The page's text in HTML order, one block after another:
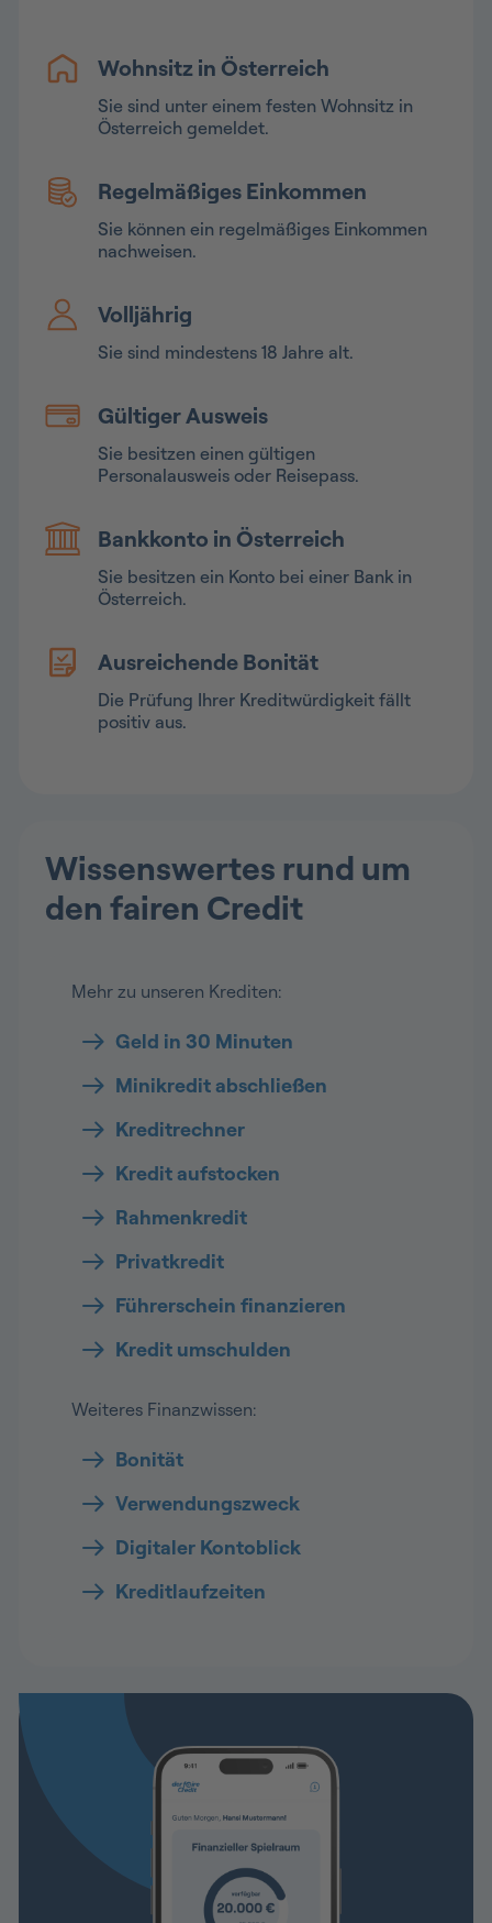
Wohnsitz in Österreich
Sie sind unter einem festen Wohnsitz in
Österreich gemeldet.
Regelmäßiges Einkommen
Sie können ein regelmäßiges Einkommen
nachweisen.
Volljährig
Sie sind mindestens 18 Jahre alt.
Gültiger Ausweis
Sie besitzen einen gültigen
Personalausweis oder Reisepass.
Bankkonto in Österreich
Sie besitzen ein Konto bei einer Bank in
Österreich.
Ausreichende Bonität
Die Prüfung Ihrer Kreditwürdigkeit fällt
positiv aus.
Wissenswertes rund um
den fairen Credit
Mehr zu unseren Krediten:
Geld in 30 Minuten
Minikredit abschließen
Kreditrechner
Kredit aufstocken
Rahmenkredit
Privatkredit
Führerschein finanzieren
Kredit umschulden
Weiteres Finanzwissen:
Bonität
Verwendungszweck
Digitaler Kontoblick
Kreditlaufzeiten